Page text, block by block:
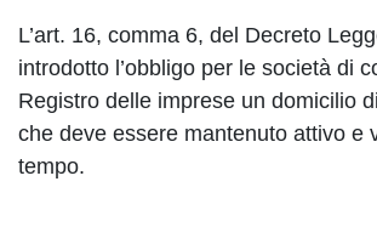
L’art. 16, comma 6, del Decreto
introdotto l’obbligo per le società di
Registro delle imprese un domicilio
che deve essere mantenuto attivo e
tempo.